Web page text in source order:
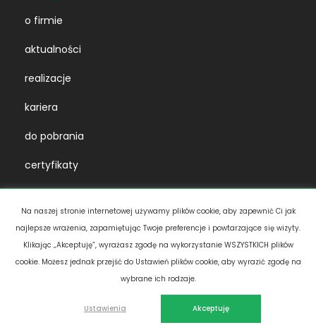
Na naszej stronie internetowej używamy plików cookie, aby zapewnić Ci jak
najlepsze wrażenia, zapamiętując Twoje preferencje i powtarzające się wizyty.
Klikając „Akceptuję”, wyrażasz zgodę na wykorzystanie WSZYSTKICH plików
cookie. Możesz jednak przejść do Ustawień plików cookie, aby wyrazić zgodę na
wybrane ich rodzaje.
Ustawienia Akceptuję
o firmie
aktualności
realizacje
kariera
do pobrania
certyfikaty